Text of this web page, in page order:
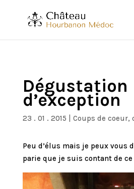
Dégustation
d’exception
23 . 01 . 2015 Coups de coeur,
Peu d’élus mais je peux vous
parie que je suis contant de